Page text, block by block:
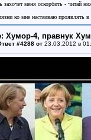
захочет меня оскорбить - читай
ко мне настаиваю проявлять
Хумор-4, правнук
#4288 от23.03.2012 в